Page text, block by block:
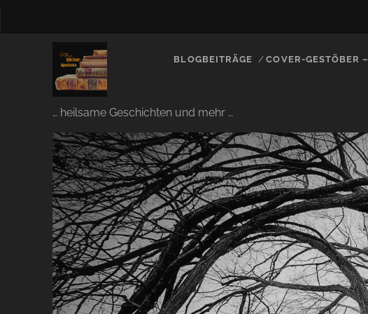
… heilsame Geschichten und mehr …
BLOGBEITRÄGE COVER-GESTÖBER –